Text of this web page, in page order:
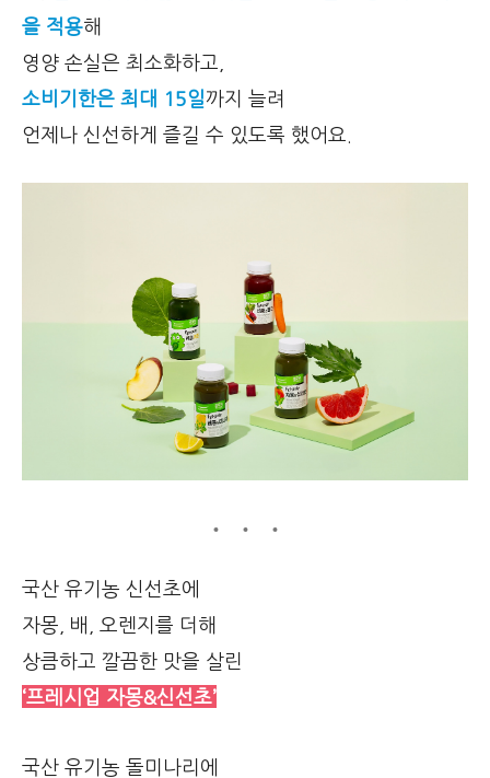
을 적용해
영양 손실은 최소화하고,
소비기한은 최대 15일까지 늘려
언제나 신선하게 즐길 수 있도록 했어요.
국산 유기농 신선초에
자몽, 배, 오렌지를 더해
상큼하고 깔끔한 맛을 살린
‘프레시업 자몽&신선초’
국산 유기농 돌미나리에